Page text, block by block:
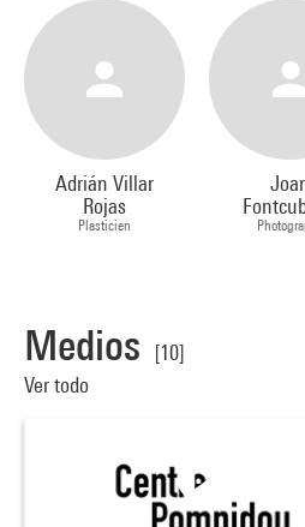
Adrián Villar
Rojas
Plasticien
Medios
[10]
Ver todo